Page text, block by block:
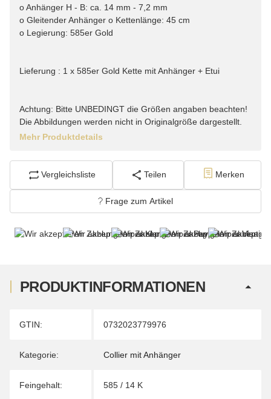
o Anhänger H - B: ca. 14 mm - 7,2 mm
o Gleitender Anhänger o Kettenlänge: 45 cm
o Legierung: 585er Gold
Lieferung : 1 x 585er Gold Kette mit Anhänger + Etui
Achtung: Bitte UNBEDINGT die Größen angaben beachten!
Die Abbildungen werden nicht in Originalgröße dargestellt.
Mehr Produktdetails
Vergleichsliste Teilen Merken
Frage zum Artikel
PRODUKTINFORMATIONEN
Produkteigenschaft
Wert
GTIN: 0732023779976
Kategorie: Collier mit Anhänger
Feingehalt: 585 / 14 K